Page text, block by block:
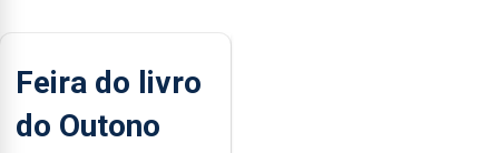
Feira do livro
do Outono